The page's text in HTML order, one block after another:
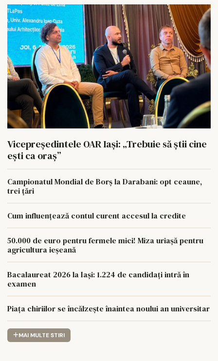
Vicepreședintele OAR Iași: „Trebuie să știi cine
ești ca oraș”
Campionatul Mondial de Borș la Darabani: opt ceaune,
trei țări
Cum influențează contul curent accesul la credite
50.000 de euro pentru fermele mici! Miza uriașă pentru
agricultura ieșeană
Bacalaureat 2026 la Iași: 1.224 de candidați intră în
examen
Piața chiriilor se încălzește înaintea noului an universitar
MAI MULTE STIRI